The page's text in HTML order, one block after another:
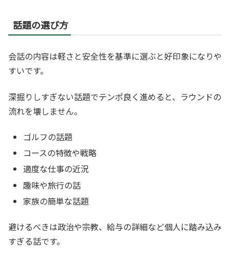
話題の選び方
会話の内容は軽さと安全性を基準に選ぶと好印象になりや
すいです。
深掘りしすぎない話題でテンポ良く進めると、ラウンドの
流れを壊しません。
ゴルフの話題
コースの特徴や戦略
適度な仕事の近況
趣味や旅行の話
家族の簡単な話題
避けるべきは政治や宗教、給与の詳細など個人に踏み込み
すぎる話です。